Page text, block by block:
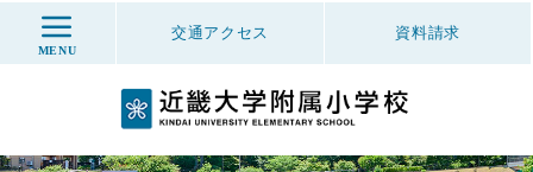
MENU
交通アクセス 資料請求